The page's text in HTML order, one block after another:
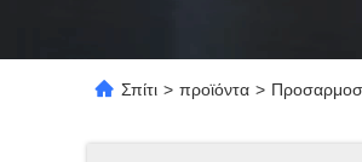
Σπίτι > προϊόντα >